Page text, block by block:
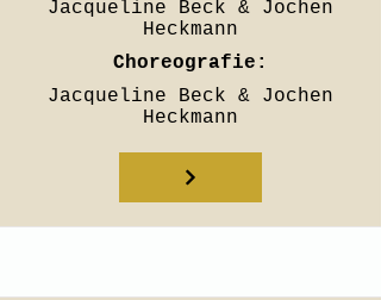
Jacqueline Beck & Jochen
Heckmann
Choreografie:
Jacqueline Beck & Jochen
Heckmann